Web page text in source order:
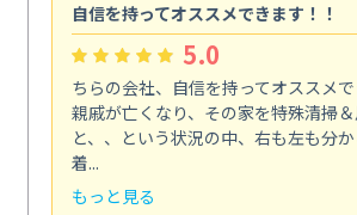
自信を持ってオススメできます！！
5.0
ちらの会社、自信を持ってオススメで
親戚が亡くなり、その家を特殊清掃
と、、という状況の中、右も左も分
着...
もっと見る